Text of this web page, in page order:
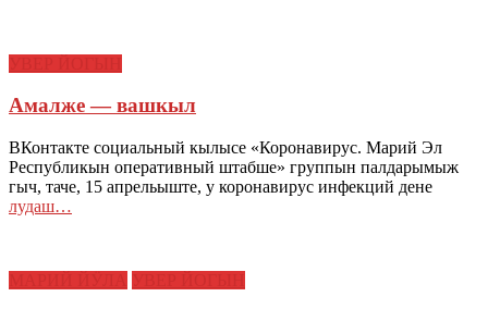
Амалже — вашкыл
ВКонтакте социальный кылысе «Коронавирус. Марий Эл
Республикын оперативный штабше» группын палдарымыж
гыч, таче, 15 апрельыште, у коронавирус инфекций дене
лудаш…